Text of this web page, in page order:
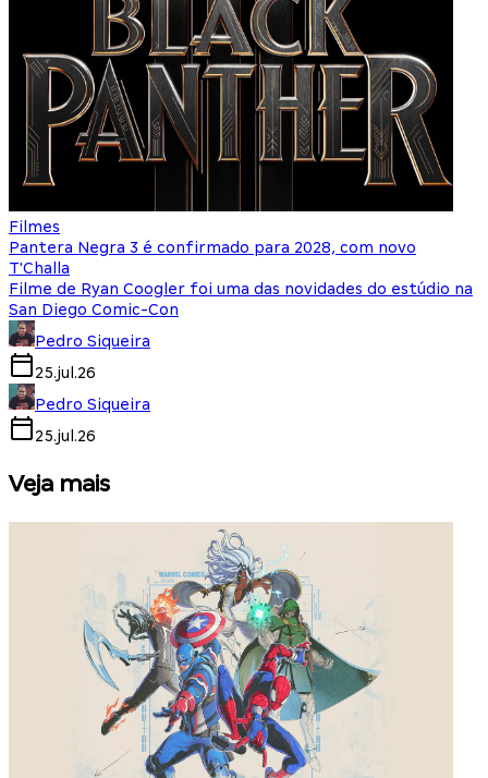
Filmes
Pantera Negra 3 é confirmado para 2028, com novo
T'Challa
Filme de Ryan Coogler foi uma das novidades do estúdio na
San Diego Comic-Con
Pedro Siqueira
25.jul.26
Pedro Siqueira
25.jul.26
Veja mais